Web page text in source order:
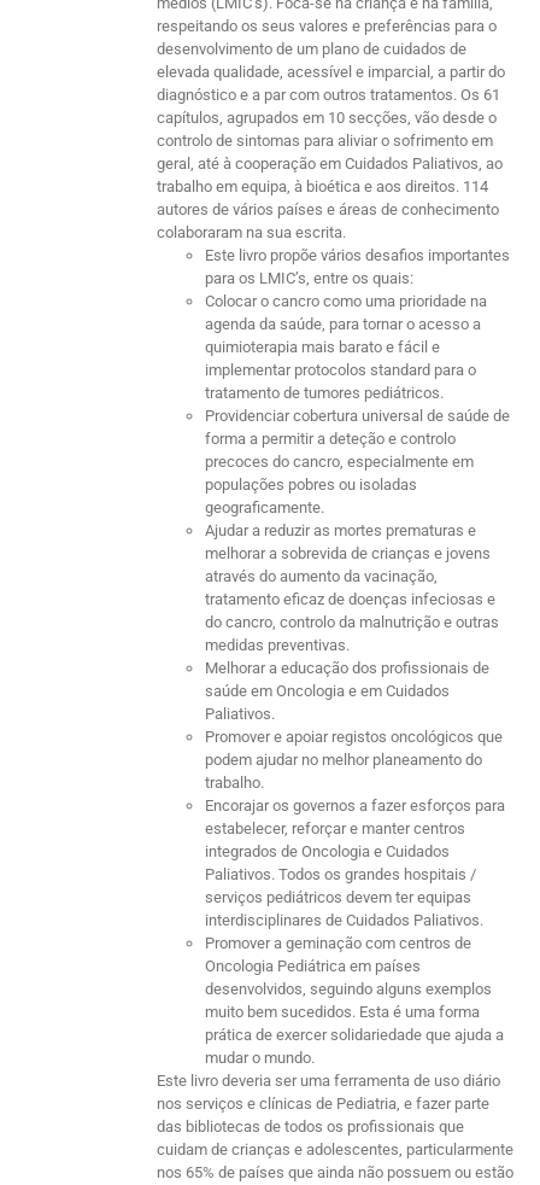
respeitando os seus valores e preferências para o
desenvolvimento de um plano de cuidados de
elevada qualidade, acessível e imparcial, a partir do
diagnóstico e a par com outros tratamentos. Os 61
capítulos, agrupados em 10 secções, vão desde o
controlo de sintomas para aliviar o sofrimento em
geral, até à cooperação em Cuidados Paliativos, ao
trabalho em equipa, à bioética e aos direitos. 114
autores de vários países e áreas de conhecimento
colaboraram na sua escrita.
Este livro propõe vários desafios importantes
para os LMIC’s, entre os quais:
Colocar o cancro como uma prioridade na
agenda da saúde, para tornar o acesso a
quimioterapia mais barato e fácil e
implementar protocolos standard para o
tratamento de tumores pediátricos.
Providenciar cobertura universal de saúde de
forma a permitir a deteção e controlo
precoces do cancro, especialmente em
populações pobres ou isoladas
geograficamente.
Ajudar a reduzir as mortes prematuras e
melhorar a sobrevida de crianças e jovens
através do aumento da vacinação,
tratamento eficaz de doenças infeciosas e
do cancro, controlo da malnutrição e outras
medidas preventivas.
Melhorar a educação dos profissionais de
saúde em Oncologia e em Cuidados
Paliativos.
Promover e apoiar registos oncológicos que
podem ajudar no melhor planeamento do
trabalho.
Encorajar os governos a fazer esforços para
estabelecer, reforçar e manter centros
integrados de Oncologia e Cuidados
Paliativos. Todos os grandes hospitais /
serviços pediátricos devem ter equipas
interdisciplinares de Cuidados Paliativos.
Promover a geminação com centros de
Oncologia Pediátrica em países
desenvolvidos, seguindo alguns exemplos
muito bem sucedidos. Esta é uma forma
prática de exercer solidariedade que ajuda a
mudar o mundo.
Este livro deveria ser uma ferramenta de uso diário
nos serviços e clínicas de Pediatria, e fazer parte
das bibliotecas de todos os profissionais que
cuidam de crianças e adolescentes, particularmente
nos 65% de países que ainda não possuem ou estão